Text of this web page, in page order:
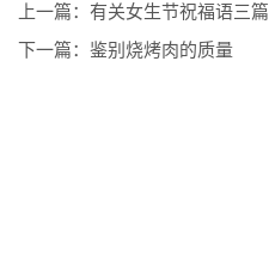
上一篇： 有关女生节祝福语三篇
下一篇： 鉴别烧烤肉的质量